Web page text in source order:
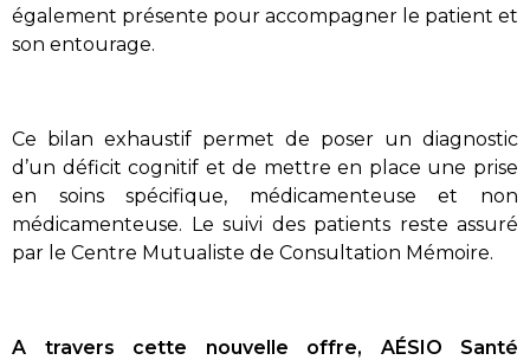
également présente pour accompagner le patient et
son entourage.
Ce bilan exhaustif permet de poser un diagnostic
d’un déficit cognitif et de mettre en place une prise
en soins spécifique, médicamenteuse et non
médicamenteuse. Le suivi des patients reste assuré
par le Centre Mutualiste de Consultation Mémoire.
A travers cette nouvelle offre, AÉSIO Santé